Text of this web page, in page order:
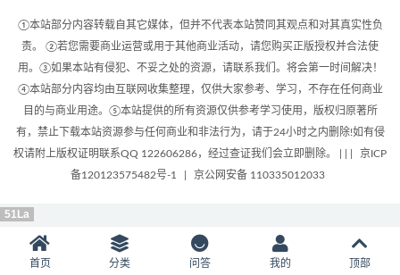
①本站部分内容转载自其它媒体，但并不代表本站赞同其观点和对其真实性负
责。 ②若您需要商业运营或用于其他商业活动，请您购买正版授权并合法使
用。③如果本站有侵犯、不妥之处的资源，请联系我们。将会第一时间解决！
④本站部分内容均由互联网收集整理，仅供大家参考、学习，不存在任何商业
目的与商业用途。⑤本站提供的所有资源仅供参考学习使用，版权归原著所
有，禁止下载本站资源参与任何商业和非法行为，请于24小时之内删除!如有侵
权请附上版权证明联系QQ 122606286，经过查证我们会立即删除。 | |
京ICP
备120123575482号-1
京公网安备 110335012033
首页 分类 问答 我的 顶部
51La